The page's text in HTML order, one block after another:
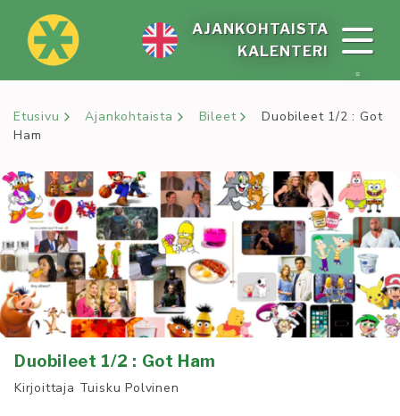
sisältöön
KA­LEN­TE­RI
AJAN­KOH­TAIS­TA
Etusivu Ajankohtaista Bileet
Duobileet 1/2 : Got
Ham
Duobileet 1/2 : Got Ham
Kirjoittaja Tuisku Polvinen